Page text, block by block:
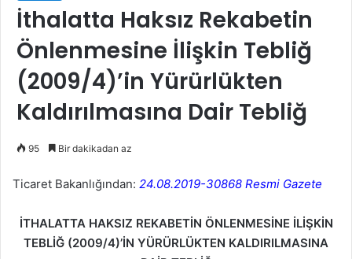
İthalatta Haksız Rekabetin
Önlenmesine İlişkin Tebliğ
(2009/4)’in Yürürlükten
Kaldırılmasına Dair Tebliğ
95 Bir dakikadan az
Ticaret Bakanlığından: 24.08.2019-30868 Resmi Gazete
İTHALATTA HAKSIZ REKABETİN ÖNLENMESİNE İLİŞKİN
TEBLİĞ (2009/4)’İN YÜRÜRLÜKTEN KALDIRILMASINA